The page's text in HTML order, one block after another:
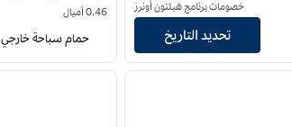
خصومات برنامج هيلتون أونرز
تحديد التاريخ
0.46 أميال
حمام سباحة خارجي
1
/
12
الصورة التالية
1 من 12